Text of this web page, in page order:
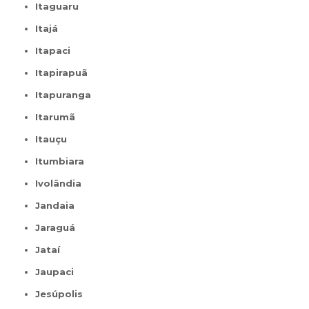
Itaguaru
Itajá
Itapaci
Itapirapuã
Itapuranga
Itarumã
Itauçu
Itumbiara
Ivolândia
Jandaia
Jaraguá
Jataí
Jaupaci
Jesúpolis